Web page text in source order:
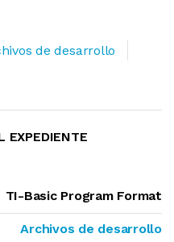
de desarrollo
EXPEDIENTE
TI-Basic Program Format
Archivos de desarrollo